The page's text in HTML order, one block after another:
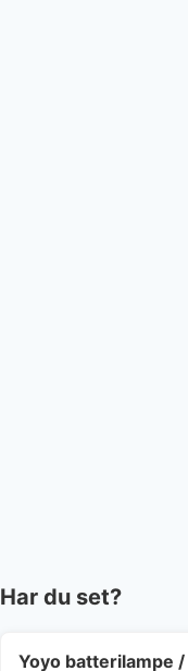
Har du set?
Yoyo batterilampe